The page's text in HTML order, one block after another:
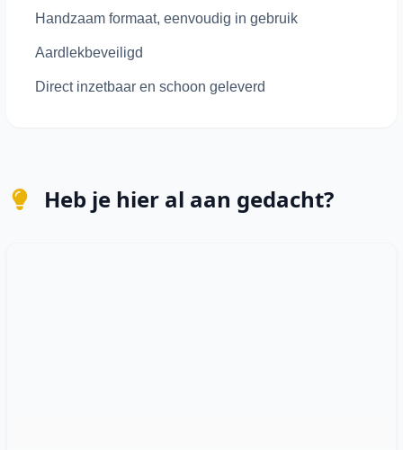
Handzaam formaat, eenvoudig in gebruik
Aardlekbeveiligd
Direct inzetbaar en schoon geleverd
Heb je hier al aan gedacht?